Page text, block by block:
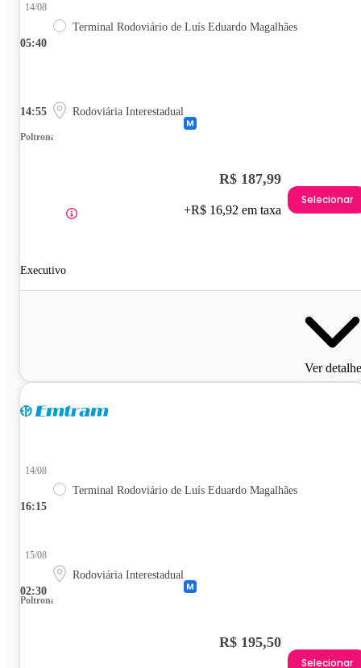
05:40
14/08
Terminal Rodoviário de Luís Eduardo Magalhães
14:55 Rodoviária Interestadual
Poltrona
Executivo
R$ 187,99
+R$ 16,92 em taxa
Selecionar
Ver
16:15
14/08
Terminal Rodoviário de Luís Eduardo Magalhães
02:30
15/08
Rodoviária Interestadual
Poltrona
R$ 195,50
Selecionar